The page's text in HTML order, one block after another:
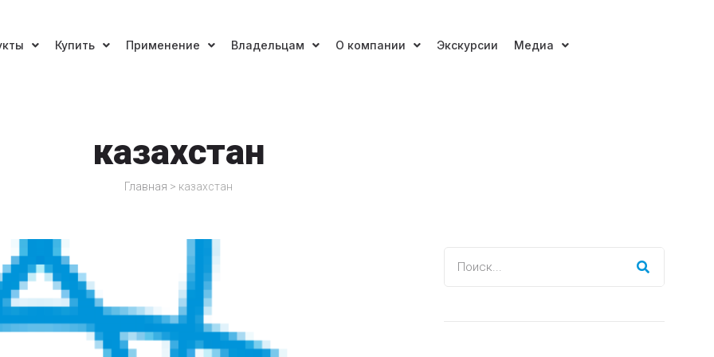
Купить Применение Владельцам О компании Экскурсии Медиа
казахстан
Главная > казахстан